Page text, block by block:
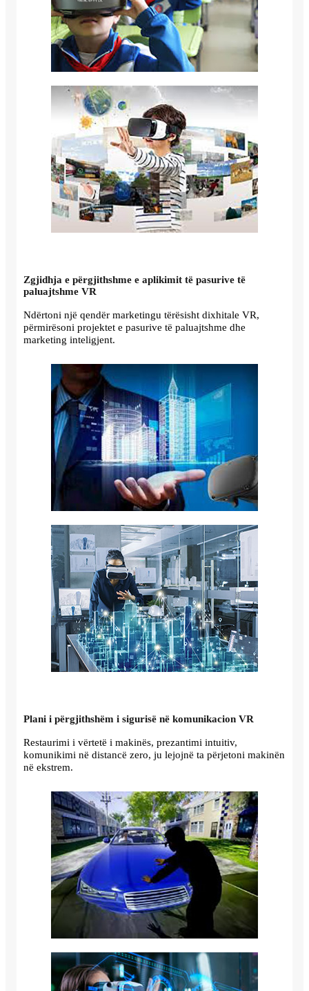
Zgjidhja e përgjithshme e aplikimit të pasurive të
paluajtshme VR
Ndërtoni një qendër marketingu tërësisht dixhitale VR,
përmirësoni projektet e pasurive të paluajtshme dhe
marketing inteligjent.
Plani i përgjithshëm i sigurisë në komunikacion VR
Restaurimi i vërtetë i makinës, prezantimi intuitiv,
komunikimi në distancë zero, ju lejojnë ta përjetoni makinën
në ekstrem.